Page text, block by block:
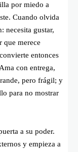
por miedo a
Cuando olvida
necesita gustar,
que merece
entonces
con entrega,
pero frágil; y
para no mostrar
a su poder.
y empieza a